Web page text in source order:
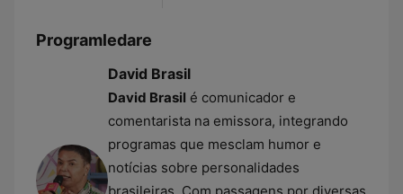
Programledare
David Brasil
David Brasil é comunicador e
comentarista na emissora, integrando
programas que mesclam humor e
notícias sobre personalidades